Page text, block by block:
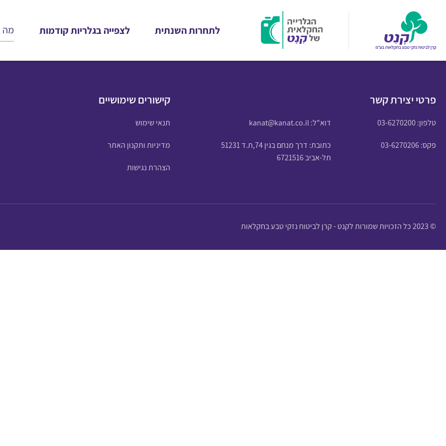
לתחרות השנתית לצפייה בגלריות קודמות
פרטי יצירת קשר
טלפון:03-6270200 דוא"ל:kanat@kanat.co.il
פקס: 03-6270206
כתובת: דרך מנחם בגין 74,ת.ד 51231
תל-אביב 6721516
קישורים שימושיים
תנאי שימוש
מדיניות ותקנון האתר
הצהרת נגישות
© 2023 כל הזכויות שמורות לקנט - קרן לביטוח נזקי טבע בחקלאות